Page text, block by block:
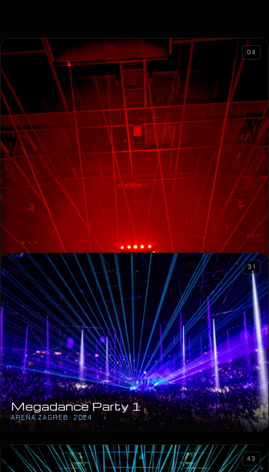
Marija Šerifović
ARENA ZAGREB · 2024
04
Megadance Party 1
ARENA ZAGREB · 2024
31
43